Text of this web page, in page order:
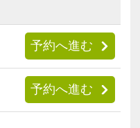
予約へ進む
予約へ進む